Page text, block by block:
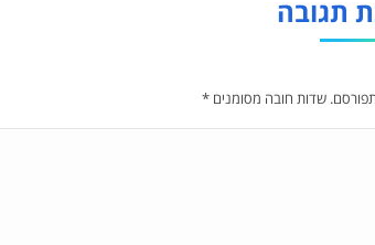
תגובה
שדות חובה מסומנים*